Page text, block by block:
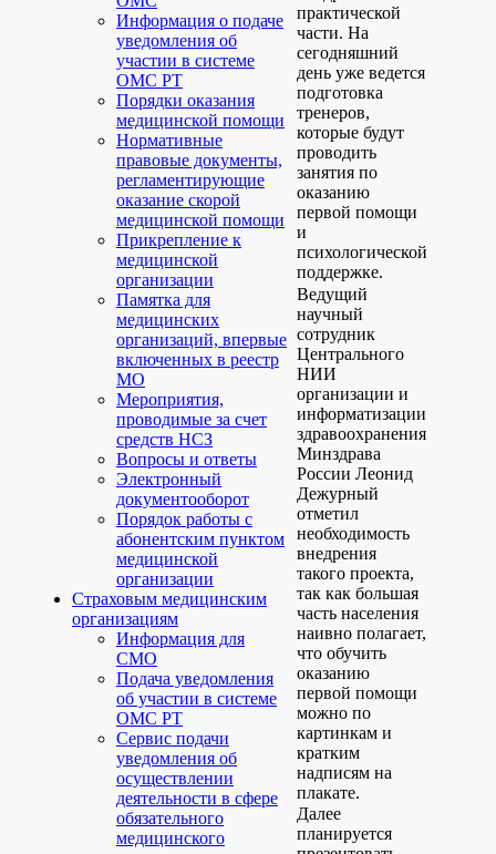
Информация о подаче
уведомления об
участии в системе
ОМС РТ
Порядки оказания
медицинской помощи
Нормативные
правовые документы,
регламентирующие
оказание скорой
медицинской помощи
Прикрепление к
медицинской
организации
Памятка для
медицинских
организаций, впервые
включенных в реестр
МО
Мероприятия,
проводимые за счет
средств НСЗ
Вопросы и ответы
Электронный
документооборот
Порядок работы с
абонентским пунктом
медицинской
организации
Страховым медицинским
организациям
Информация для
СМО
Подача уведомления
об участии в системе
ОМС РТ
Сервис подачи
уведомления об
осуществлении
деятельности в сфере
обязательного
медицинского
практической
части. На
сегодняшний
день уже ведется
подготовка
тренеров,
которые будут
проводить
занятия по
оказанию
первой помощи
и
психологической
поддержке.
Ведущий
научный
сотрудник
Центрального
НИИ
организации и
информатизации
здравоохранения
Минздрава
России Леонид
Дежурный
отметил
необходимость
внедрения
такого проекта,
так как большая
часть населения
наивно полагает,
что обучить
оказанию
первой помощи
можно по
картинкам и
кратким
надписям на
плакате.
Далее
планируется